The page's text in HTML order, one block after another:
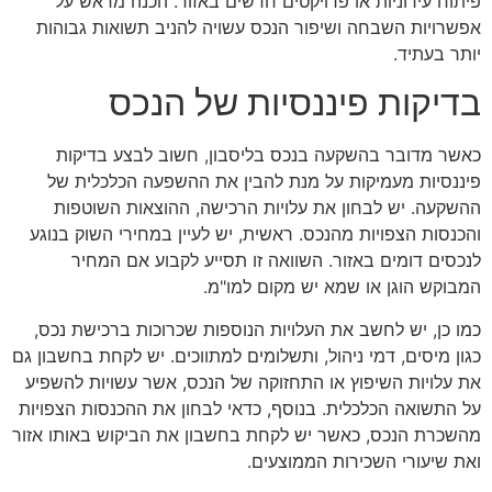
אפשרויות השבחה ושיפור הנכס עשויה להניב תשואות גבוהות
יותר בעתיד.
בדיקות פיננסיות של הנכס
כאשר מדובר בהשקעה בנכס בליסבון, חשוב לבצע בדיקות
פיננסיות מעמיקות על מנת להבין את ההשפעה הכלכלית של
ההשקעה. יש לבחון את עלויות הרכישה, ההוצאות השוטפות
והכנסות הצפויות מהנכס. ראשית, יש לעיין במחירי השוק בנוגע
לנכסים דומים באזור. השוואה זו תסייע לקבוע אם המחיר
המבוקש הוגן או שמא יש מקום למו"מ.
כמו כן, יש לחשב את העלויות הנוספות שכרוכות ברכישת נכס,
כגון מיסים, דמי ניהול, ותשלומים למתווכים. יש לקחת בחשבון גם
את עלויות השיפוץ או התחזוקה של הנכס, אשר עשויות להשפיע
על התשואה הכלכלית. בנוסף, כדאי לבחון את ההכנסות הצפויות
מהשכרת הנכס, כאשר יש לקחת בחשבון את הביקוש באותו אזור
ואת שיעורי השכירות הממוצעים.